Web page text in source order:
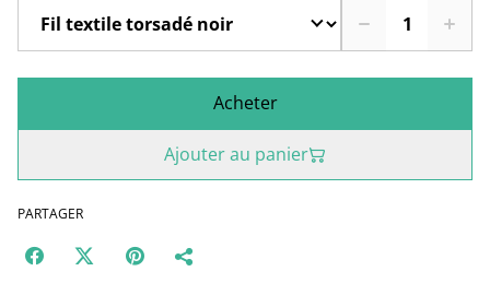
Acheter
Ajouter au panier
PARTAGER